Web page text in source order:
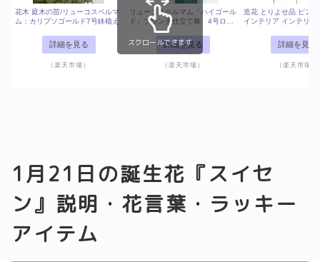
花木 庭木の苗/リューコスペルマ
ム：カリプソゴールド7号鉢植え
詳細を見る
（楽天市場）
リューコスペルマム「ハイゴール
ド」ブランチ仕立て株 4号ロン
グスリット鉢
詳細を見る
（楽天市場）
造花 とりよせ品 ピン
インテリア インテリア
ー インテリアグリーン
グリーン アートフラワ
ラワー 花材 花資材 ビ
詳細を見る
（楽天市場）
スクロールできます
1月21日の誕生花『スイセ
ン』説明・花言葉・ラッキー
アイテム